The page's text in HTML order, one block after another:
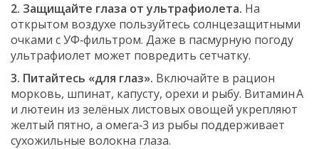
2. Защищайте глаза от ультрафиолета. На
открытом воздухе пользуйтесь солнцезащитными
очками с УФ‑фильтром. Даже в пасмурную погоду
ультрафиолет может повредить сетчатку.
3. Питайтесь «для глаз». Включайте в рацион
морковь, шпинат, капусту, орехи и рыбу. Витамин А
и лютеин из зелёных листовых овощей укрепляют
желтый пятно, а омега‑3 из рыбы поддерживает
сухожильные волокна глаза.